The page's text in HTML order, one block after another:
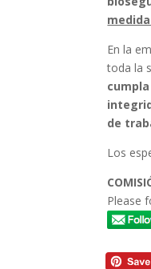
En la
toda la
de
Los
Please